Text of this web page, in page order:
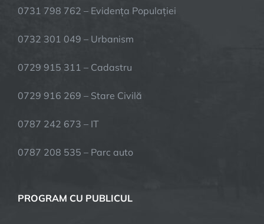
0731 798 762 – Evidența Populației
0732 301 049 – Urbanism
0729 915 311 – Cadastru
0729 916 269 – Stare Civilă
0787 242 673 – IT
0787 208 535 – Parc auto
PROGRAM CU PUBLICUL